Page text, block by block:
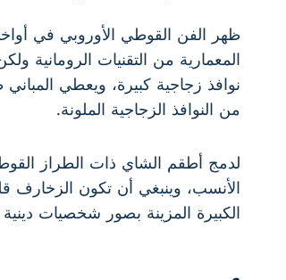
ظهر الفن القوطي الأوروبي في
المعمارية من التقنيات الرومانية
نوافذ زجاجية كبيرة، ويعطي
من النوافذ الزجاجية الملونة.
لدمج أطقم الشاي ذات الطراز
الأنسب، وينبغي أن تكون الزخارف
الكبيرة المزينة بصور شخصيات